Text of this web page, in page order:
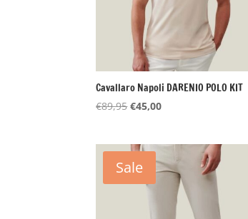
Cavallaro Napoli DARENIO POLO KIT
€89,95Oorspronkelijke
€89,95.
€45,00Huidige
Sale